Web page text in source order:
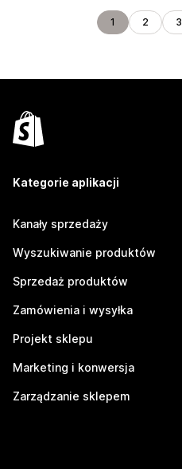
1 2 3
Kategorie aplikacji
Kanały sprzedaży
Wyszukiwanie produktów
Sprzedaż produktów
Zamówienia i wysyłka
Projekt sklepu
Marketing i konwersja
Zarządzanie sklepem